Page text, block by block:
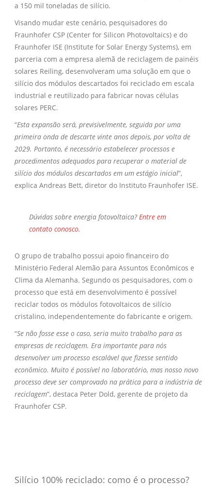
a 150 mil toneladas de silício.
Visando mudar este cenário, pesquisadores do
Fraunhofer CSP (Center for Silicon Photovoltaics) e do
Fraunhofer ISE (Institute for Solar Energy Systems), em
parceria com a empresa alemã de reciclagem de painéis
solares Reiling, desenvolveram uma solução em que o
silício dos módulos descartados foi reciclado em escala
industrial e reutilizado para fabricar novas células
solares PERC.
“Esta expansão será, previsivelmente, seguida por uma
primeira onda de descarte vinte anos depois, por volta de
2029. Portanto, é necessário estabelecer processos e
procedimentos adequados para recuperar o material de
silício dos módulos descartados em um estágio inicial”,
explica Andreas Bett, diretor do Instituto Fraunhofer ISE.
Dúvidas sobre energia fotovoltaica? Entre em
contato conosco.
O grupo de trabalho possui apoio financeiro do
Ministério Federal Alemão para Assuntos Econômicos e
Clima da Alemanha. Segundo os pesquisadores, com o
processo que está em desenvolvimento é possível
reciclar todos os módulos fotovoltaicos de silício
cristalino, independentemente do fabricante e origem.
“Se não fosse esse o caso, seria muito trabalho para as
empresas de reciclagem. Era importante para nós
desenvolver um processo escalável que fizesse sentido
econômico. Muito é possível no laboratório, mas nosso novo
processo deve ser comprovado na prática para a indústria de
reciclagem”, destaca Peter Dold, gerente de projeto da
Fraunhofer CSP.
Silício 100% reciclado: como é o processo?